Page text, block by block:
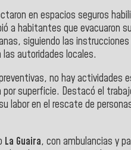
en espacios seguros
a habitantes que evacuaron
siguiendo las
autoridades locales.
no hay actividades
superficie. Destacó el
labor en el rescate de
La Guaira, con ambulancias y